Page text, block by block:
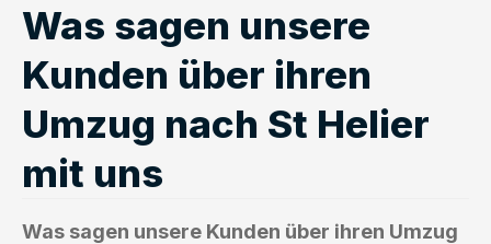
Was sagen unsere
Kunden über ihren
Umzug nach St Helier
mit uns
Was sagen unsere Kunden über ihren Umzug